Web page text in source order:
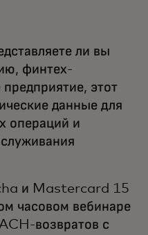
ли вы
финтех-
этот
данные для
операций и
и Mastercard 15
часовом вебинаре
возвратов с